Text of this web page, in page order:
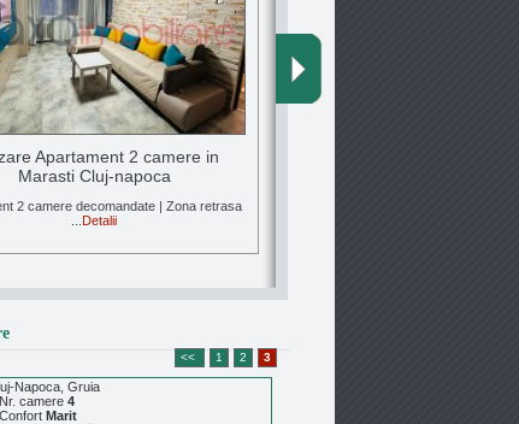
Apartament 2 camere in
Marasti Cluj-napoca
2 camere decomandate | Zona retrasa
Detalii
<< 1 2 3
Napoca, Gruia
Nr. camere 4
Confort Marit